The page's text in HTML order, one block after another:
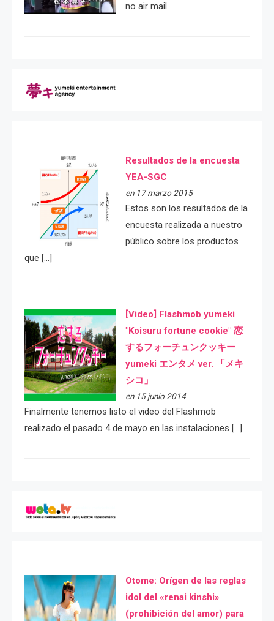
no air mail
Resultados de la encuesta
YEA-SGC
en 17 marzo 2015
Estos son los resultados de la
encuesta realizada a nuestro
público sobre los productos
que […]
[Video] Flashmob yumeki
"Koisuru fortune cookie" 恋
するフォーチュンクッキー
yumeki エンタメ ver. 「メキ
シコ」
en 15 junio 2014
Finalmente tenemos listo el video del Flashmob
realizado el pasado 4 de mayo en las instalaciones […]
Otome: Orígen de las reglas
idol del «renai kinshi»
(prohibición del amor) para